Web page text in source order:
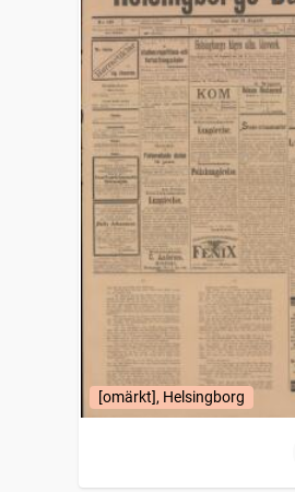
[omärkt], Helsingborg